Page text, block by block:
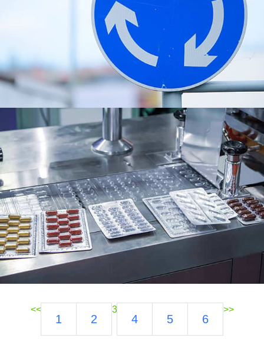
8011 Opakowania farmaceutyczne Folia aluminiowa.
Obejmuje swój skład, nieruchomości, Aplikacje,
zalety, procesy produkcyjne, i zrównoważony rozwój
środowiska.
<<
1 2
3
4 5 6
>>